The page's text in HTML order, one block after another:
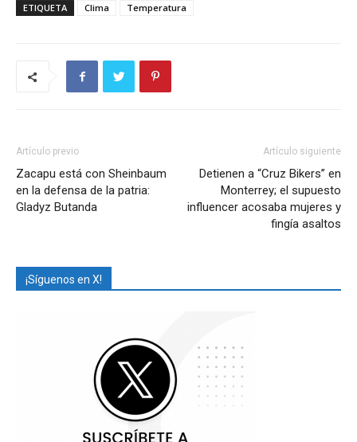
ETIQUETA Clima Temperatura
Artículo previo
Zacapu está con Sheinbaum
en la defensa de la patria:
Gladyz Butanda
Artículo siguiente
Detienen a “Cruz Bikers” en
Monterrey; el supuesto
influencer acosaba mujeres y
fingía asaltos
¡Síguenos en X!